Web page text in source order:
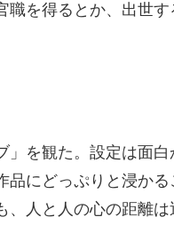
職を得るとか、出世
」を観た。設定は面
品にどっぷりと浸か
、人と人の心の距離